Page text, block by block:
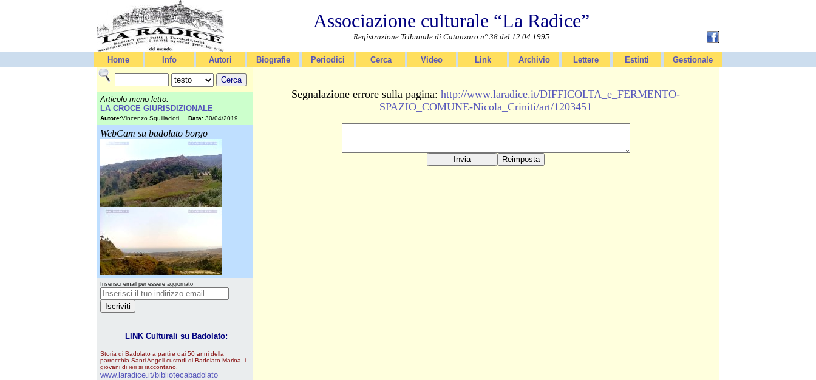
Associazione culturale “La Radice”
Registrazione Tribunale di Catanzaro n° 38 del 12.04.1995
Home Info Autori Biografie Periodici Cerca Video Link Archivio Lettere Estinti Gestionale
Articolo meno letto:
LA CROCE GIURISDIZIONALE
Autore:Vincenzo Squillacioti Data: 30/04/2019
WebCam su badolato borgo
Inserisci email per essere aggiornato
LINK Culturali su Badolato:
Storia di Badolato a partire dai 50 anni della
parrocchia Santi Angeli custodi di Badolato Marina, i
giovani di ieri si raccontano.
www.laradice.it/bibliotecabadolato
Segnalazione errore sulla pagina: http://www.laradice.it/DIFFICOLTA_e_FERMENTO-
SPAZIO_COMUNE-Nicola_Criniti/art/1203451